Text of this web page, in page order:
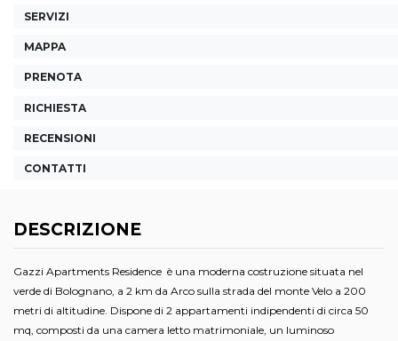
SERVIZI
MAPPA
PRENOTA
RICHIESTA
RECENSIONI
CONTATTI
DESCRIZIONE
Gazzi Apartments Residence è una moderna costruzione situata nel
verde di Bolognano, a 2 km da Arco sulla strada del monte Velo a 200
metri di altitudine. Dispone di 2 appartamenti indipendenti di circa 50
mq, composti da una camera letto matrimoniale, un luminoso